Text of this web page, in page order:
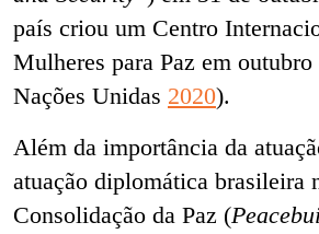
país criou um Centro
Mulheres para Paz em
Nações Unidas 2020).
Além da importância da
atuação diplomática brasileira
Consolidação da Paz (